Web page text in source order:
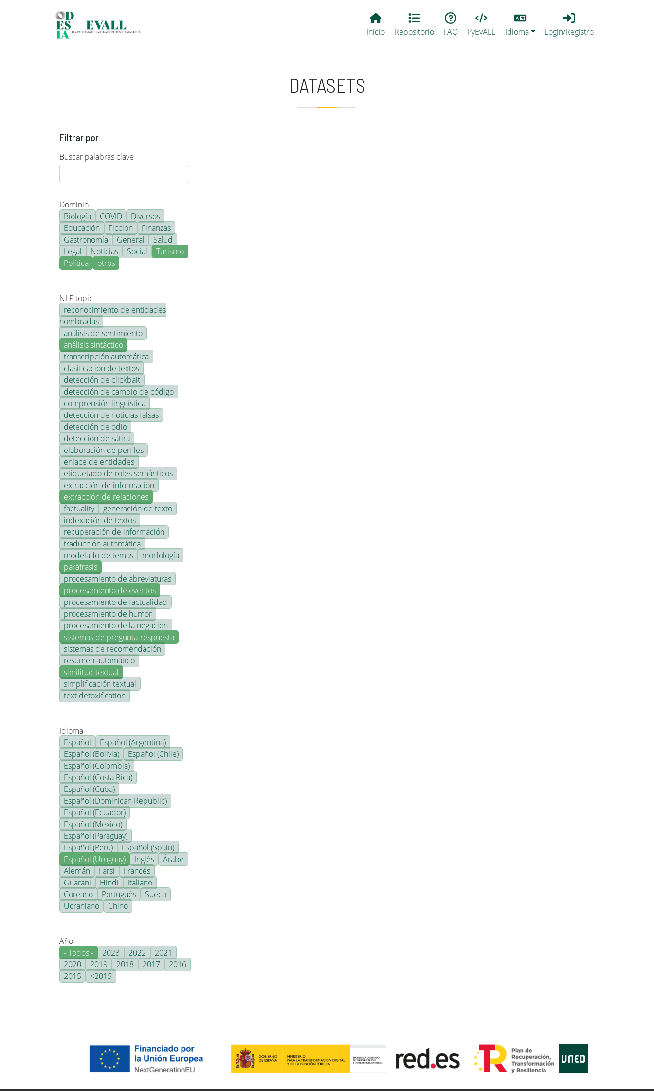
Main EvALL
Inicio Repositorio FAQ PyEvALL
Lang
Idioma
Login_Registro
Login/Registro
DATASETS
Filtrar por
Buscar palabras clave
Dominio
Biología
COVID
Diversos
Educación
Ficción
Finanzas
Gastronomía
General
Salud
Legal
Noticias Social
Turismo
Política
otros
NLP topic
reconocimiento de entidades
nombradas
análisis de sentimiento
análisis sintáctico
transcripción automática
clasificación de textos
detección de clickbait
detección de cambio de código
comprensión lingüística
detección de noticias falsas
detección de odio
detección de sátira
elaboración de perfiles
enlace de entidades
etiquetado de roles semánticos
extracción de información
extracción de relaciones
factuality
generación de texto
indexación de textos
recuperación de información
traducción automática
modelado de temas
morfología
paráfrasis
procesamiento de abreviaturas
procesamiento de eventos
procesamiento de factualidad
procesamiento de humor
procesamiento de la negación
sistemas de pregunta-respuesta
sistemas de recomendación
resumen automático
similitud textual
simplificación textual
text detoxification
Idioma
Español
Español (Argentina)
Español (Bolivia)
Español (Chile)
Español (Colombia)
Español (Costa Rica)
Español (Cuba)
Español (Dominican Republic)
Español (Ecuador)
Español (Mexico)
Español (Paraguay)
Español (Peru)
Español (Spain)
Español (Uruguay)
Inglés
Árabe
Alemán
Farsi
Francés
Guarani
Hindi
Italiano
Coreano
Portugués
Sueco
Ucraniano
Chino
Año
- Todos -
2023 2022
2021
2020
2019 2018 2017
2016
2015
<2015